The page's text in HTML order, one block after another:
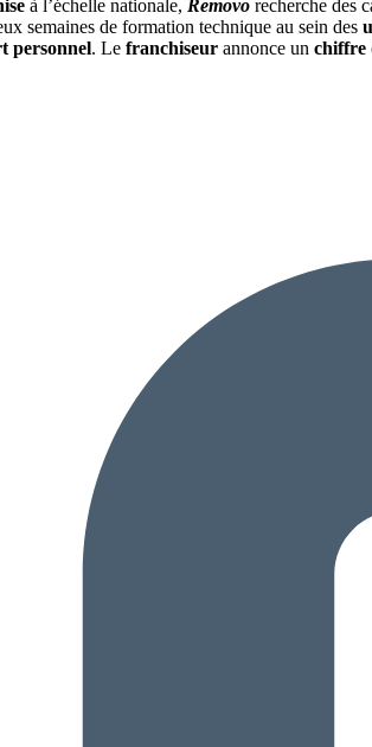
à l’échelle nationale, Removo recherche des
semaines de formation technique au sein des
personnel. Le franchiseur annonce un chiffre